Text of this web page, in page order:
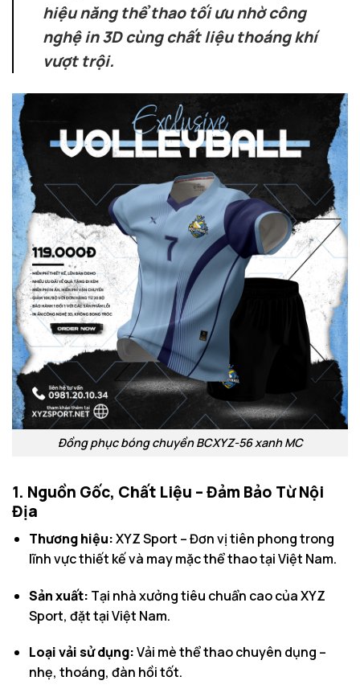
hiệu năng thể thao tối ưu nhờ công
nghệ in 3D cùng chất liệu thoáng khí
vượt trội.
Đồng phục bóng chuyền BCXYZ-56 xanh MC
1. Nguồn Gốc, Chất Liệu – Đảm Bảo Từ Nội
Địa
Thương hiệu:XYZ Sport – Đơn vị tiên phong trong
lĩnh vực thiết kế và may mặc thể thao tại Việt Nam.
Sản xuất: Tại nhà xưởng tiêu chuẩn cao của XYZ
Sport, đặt tại Việt Nam.
Loại vải sử dụng:Vải mè thể thao chuyên dụng –
nhẹ, thoáng, đàn hồi tốt.